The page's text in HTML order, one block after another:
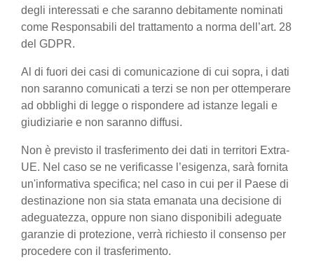
degli interessati e che saranno debitamente nominati
come Responsabili del trattamento a norma dell’art. 28
del GDPR.
Al di fuori dei casi di comunicazione di cui sopra, i dati
non saranno comunicati a terzi se non per ottemperare
ad obblighi di legge o rispondere ad istanze legali e
giudiziarie e non saranno diffusi.
Non è previsto il trasferimento dei dati in territori Extra-
UE. Nel caso se ne verificasse l’esigenza, sarà fornita
un'informativa specifica; nel caso in cui per il Paese di
destinazione non sia stata emanata una decisione di
adeguatezza, oppure non siano disponibili adeguate
garanzie di protezione, verrà richiesto il consenso per
procedere con il trasferimento.